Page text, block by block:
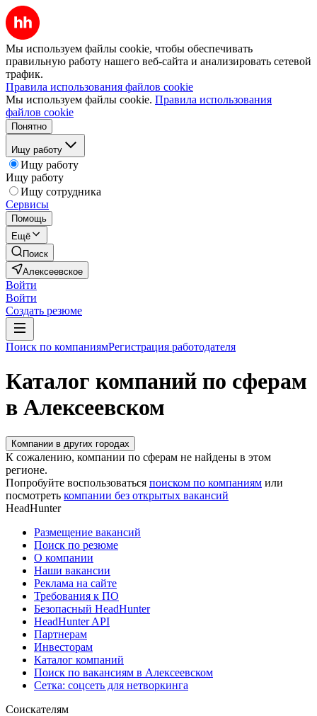
Мы используем файлы cookie, чтобы обеспечивать
правильную работу нашего веб-сайта и анализировать сетевой
трафик.
Правила использования файлов cookie
Мы используем файлы cookie. Правила использования
файлов cookie
Понятно
Ищу работу
Ищу работу
Ищу работу
Ищу сотрудника
Сервисы
Помощь
Ещё
Поиск
Алексеевское
Войти
Войти
Создать резюме
Поиск по компаниямРегистрация работодателя
Каталог компаний по сферам
в Алексеевском
Компании в других городах
К сожалению, компании по сферам не найдены в этом
регионе.
Попробуйте воспользоваться поиском по компаниям или
посмотреть компании без открытых вакансий
HeadHunter
Размещение вакансий
Поиск по резюме
О компании
Наши вакансии
Реклама на сайте
Требования к ПО
Безопасный HeadHunter
HeadHunter API
Партнерам
Инвесторам
Каталог компаний
Поиск по вакансиям в Алексеевском
Сетка: соцсеть для нетворкинга
Соискателям